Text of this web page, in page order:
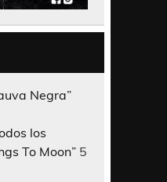
Negra”
los
To Moon” 5